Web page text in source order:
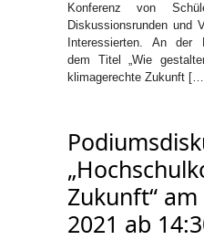
Konferenz von
Diskussionsrunden und
Interessierten. An der
dem Titel „Wie
klimagerechte Zukunft
Zukunft“
2021 ab